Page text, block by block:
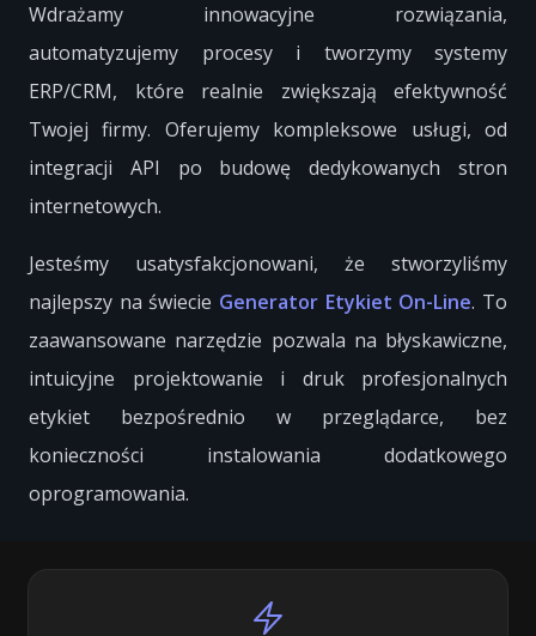
Wdrażamy innowacyjne rozwiązania,
automatyzujemy procesy i tworzymy systemy
ERP/CRM, które realnie zwiększają efektywność
Twojej firmy. Oferujemy kompleksowe usługi, od
integracji API po budowę dedykowanych stron
internetowych.
Jesteśmy usatysfakcjonowani, że stworzyliśmy
najlepszy na świecie Generator Etykiet On-Line. To
zaawansowane narzędzie pozwala na błyskawiczne,
intuicyjne projektowanie i druk profesjonalnych
etykiet bezpośrednio w przeglądarce, bez
konieczności instalowania dodatkowego
oprogramowania.